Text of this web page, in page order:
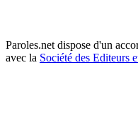
Paroles.net dispose d'un
avec la Société des Editeurs